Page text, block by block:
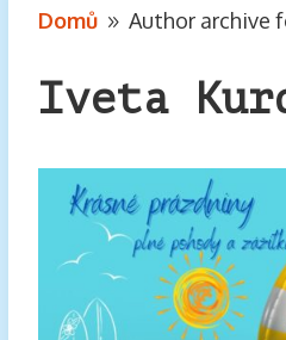
Domů 9 Author archive
Iveta